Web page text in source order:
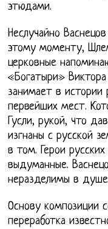
этюдами.
Неслучайно
этому моменту,
церковные
«Богатыри»
занимает в истории
первейших мест.
Гусли, рукой, что
изгнаны с русской
в том. Герои
выдуманные.
неразделимы в душе
Основу композиции
переработка